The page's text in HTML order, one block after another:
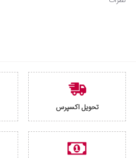
تحویل اکسپرس